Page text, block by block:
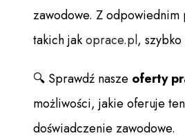
zawodowe. Z
takich jakoprace.pl,
🔍 Sprawdź nasze oferty
możliwości, jakie oferuje
doświadczenie zawodowe.